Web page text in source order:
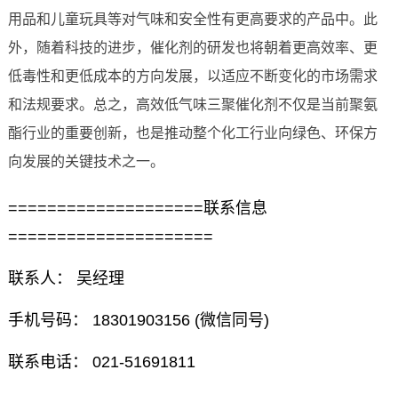
用品和儿童玩具等对气味和安全性有更高要求的产品中。此
外，随着科技的进步，催化剂的研发也将朝着更高效率、更
低毒性和更低成本的方向发展，以适应不断变化的市场需求
和法规要求。总之，高效低气味三聚催化剂不仅是当前聚氨
酯行业的重要创新，也是推动整个化工行业向绿色、环保方
向发展的关键技术之一。
====================联系信息
=====================
联系人： 吴经理
手机号码： 18301903156 (微信同号)
联系电话： 021-51691811